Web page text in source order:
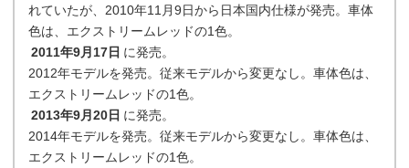
れていたが、2010年11月9日から日本国内仕様が発売。車体
色は、エクストリームレッドの1色。
2011年9月17日 に発売。
2012年モデルを発売。従来モデルから変更なし。車体色は、
エクストリームレッドの1色。
2013年9月20日 に発売。
2014年モデルを発売。従来モデルから変更なし。車体色は、
エクストリームレッドの1色。